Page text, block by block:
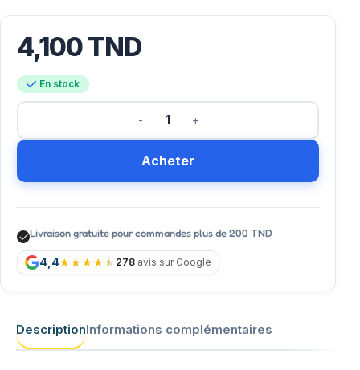
4,100TND
En stock
Acheter
Livraison gratuite pour commandes plus de 200 TND
4,4 278 avis sur Google
DescriptionInformations complémentaires